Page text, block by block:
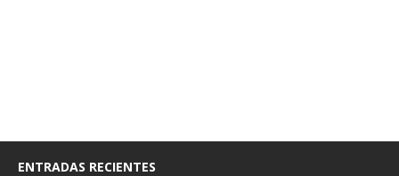
ENTRADAS RECIENTES